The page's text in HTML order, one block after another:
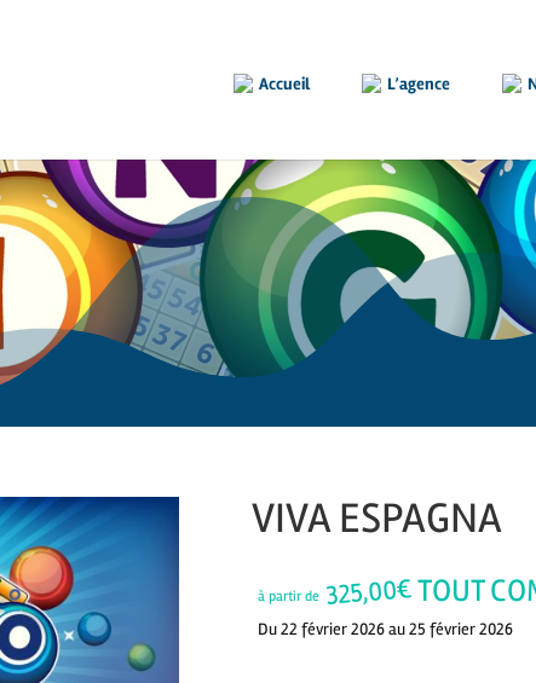
Accueil L’agence
VIVA ESPAGNA
à partir de 325,00€TOUT
Du 22 février 2026 au 25 février 2026